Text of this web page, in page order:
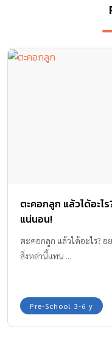
ตะคอกลูก แล้วได้อะไ
แน่นอน!
ตะคอกลูก แล้วได้อะไร? อ
สิ่งหล่านี้แทน ...
Pre-School 3-6 y